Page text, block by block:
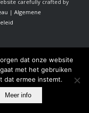
carefully crafted by
| Algemene
dat onze website
met het gebruiken
dat ermee instemt.
Meer info